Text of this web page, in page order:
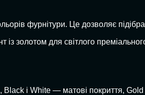
фурнітури. Це дозволяє
золотом для світлого
і White — матові покриття,